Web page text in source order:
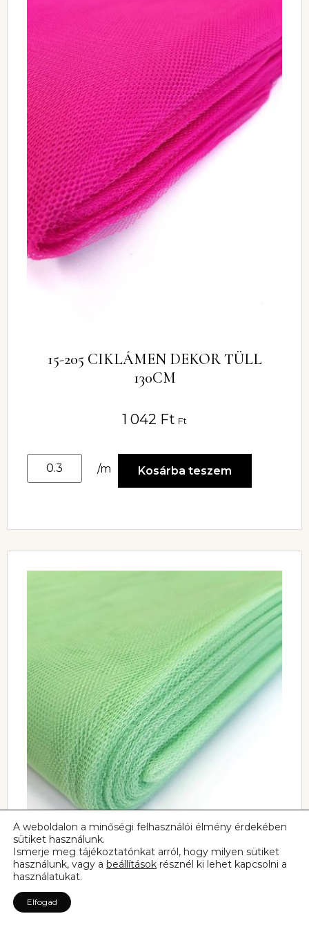
15-205 CIKLÁMEN DEKOR TÜLL
130CM
1 042 Ft Ft
/m Kosárba teszem
A weboldalon a minőségi felhasználói élmény érdekében
sütiket használunk.
Ismerje meg tájékoztatónkat arról, hogy milyen sütiket
használunk, vagy a beállítások résznél ki lehet kapcsolni a
használatukat.
Elfogad